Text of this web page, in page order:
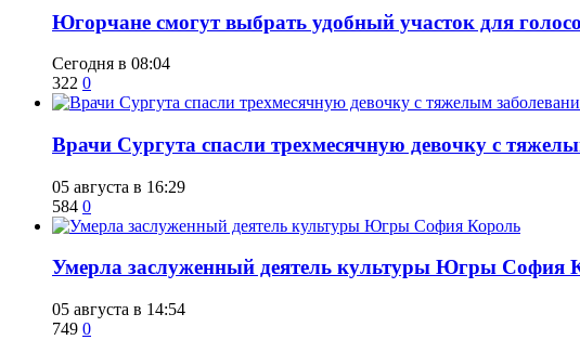
Югорчане смогут выбрать удобный участок для
Сегодня в 08:04
322 0
​Врачи Сургута спасли трехмесячную девочку с
05 августа в 16:29
584 0
​Умерла заслуженный деятель культуры Югры София
05 августа в 14:54
749 0